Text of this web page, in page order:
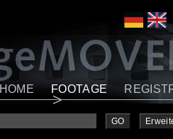
HOME FOOTAGE
GO